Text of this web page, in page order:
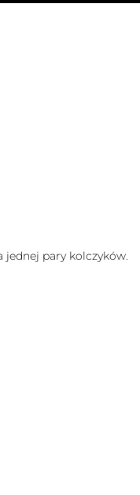
jednej pary kolczyków.